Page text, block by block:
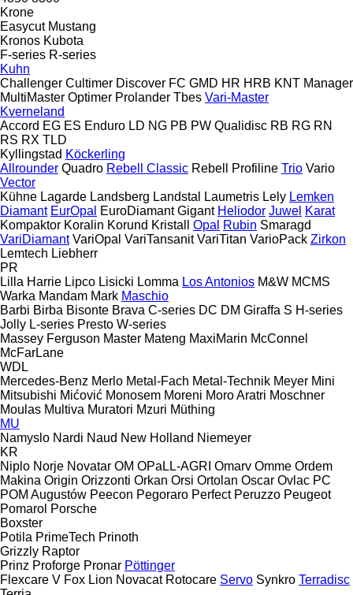
Krone
Easycut Mustang
Kronos Kubota
F-series R-series
Kuhn
Challenger Cultimer Discover FC GMD HR HRB KNT Manager
MultiMaster Optimer Prolander Tbes Vari-Master
Kverneland
Accord EG ES Enduro LD NG PB PW Qualidisc RB RG RN
RS RX TLD
Kyllingstad Köckerling
Allrounder Quadro Rebell Classic Rebell Profiline Trio Vario
Vector
Kühne Lagarde Landsberg Landstal Laumetris Lely Lemken
Diamant EurOpal EuroDiamant Gigant Heliodor Juwel Karat
Kompaktor Koralin Korund Kristall Opal Rubin Smaragd
VariDiamant VariOpal VariTansanit VariTitan VarioPack Zirkon
Lemtech Liebherr
PR
Lilla Harrie Lipco Lisicki Lomma Los Antonios M&W MCMS
Warka Mandam Mark Maschio
Barbi Birba Bisonte Brava C-series DC DM Giraffa S H-series
Jolly L-series Presto W-series
Massey Ferguson Master Mateng MaxiMarin McConnel
McFarLane
WDL
Mercedes-Benz Merlo Metal-Fach Metal-Technik Meyer Mini
Mitsubishi Mićović Monosem Moreni Moro Aratri Moschner
Moulas Multiva Muratori Mzuri Müthing
MU
Namyslo Nardi Naud New Holland Niemeyer
KR
Niplo Norje Novatar OM OPaLL-AGRI Omarv Omme Ordem
Makina Origin Orizzonti Orkan Orsi Ortolan Oscar Ovlac PC
POM Augustów Peecon Pegoraro Perfect Peruzzo Peugeot
Pomarol Porsche
Boxster
Potila PrimeTech Prinoth
Grizzly Raptor
Prinz Proforge Pronar Pöttinger
Flexcare V Fox Lion Novacat Rotocare Servo Synkro Terradisc